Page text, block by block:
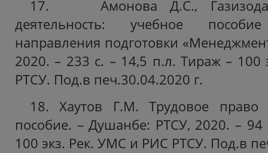
17. Амонова Д.С., Газизода
деятельность: учебное
направления подготовки
2020. – 233 с. – 14,5 п.л. Тираж –
РТСУ. Под.в печ.30.04.2020 г.
18. Хаутов Г.М. Трудовое право
пособие. – Душанбе: РТСУ, 2020. –
100 экз. Рек. УМС и РИС РТСУ. Под.в